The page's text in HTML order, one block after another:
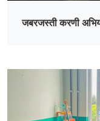
जबरजस्ती करणी